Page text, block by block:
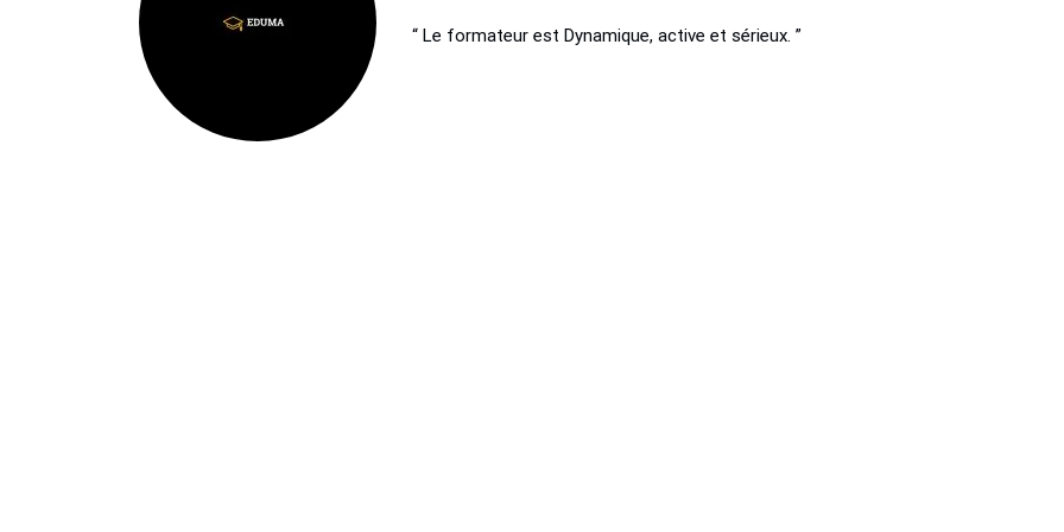
“ Le formateur est Dynamique, active et sérieux. ”